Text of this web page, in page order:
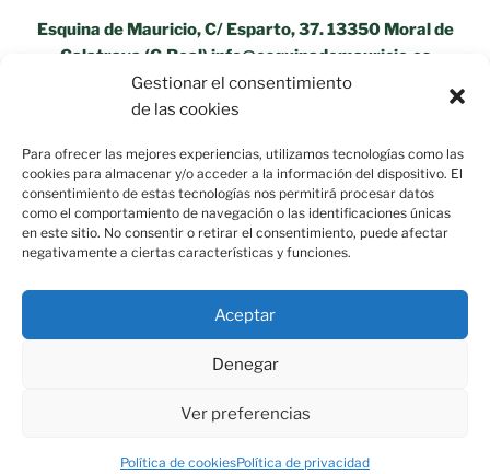
Gestionar el consentimiento
de las cookies
Para ofrecer las mejores experiencias, utilizamos tecnologías como las
cookies para almacenar y/o acceder a la información del dispositivo. El
consentimiento de estas tecnologías nos permitirá procesar datos
como el comportamiento de navegación o las identificaciones únicas
en este sitio. No consentir o retirar el consentimiento, puede afectar
negativamente a ciertas características y funciones.
Aceptar
Denegar
Ver preferencias
Política de cookiesPolítica de privacidad
Esquina de Mauricio, C/ Esparto, 37. 13350 Moral de
Calatrava (C.Real) info@esquinademauricio.es
«Aviso Legal»
Política de privacidad Funciona gracias a WordPress